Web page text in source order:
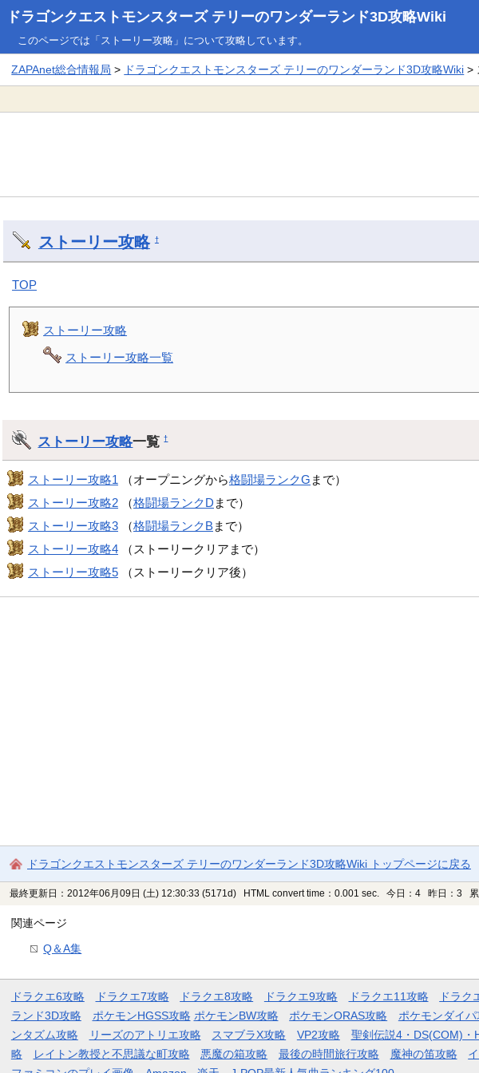
ドラゴンクエストモンスターズ テリーのワンダーランド3D攻略Wiki
このページでは「ストーリー攻略」について攻略しています。
ZAPAnet総合情報局 > ドラゴンクエストモンスターズ テリーのワンダーランド3D攻略Wiki >
ストーリー攻略 †
TOP
ストーリー攻略
ストーリー攻略一覧
ストーリー攻略一覧†
ストーリー攻略1 （オープニングから格闘場ランクG まで）
ストーリー攻略2 （格闘場ランクD まで）
ストーリー攻略3 （格闘場ランクBまで）
ストーリー攻略4 （ストーリークリアまで）
ストーリー攻略5 （ストーリークリア後）
ドラゴンクエストモンスターズ テリーのワンダーランド3D攻略Wiki トップページに戻る
最終更新日：2012年06月09日 (土) 12:30:33 (5171d) HTML convert time：0.001 sec. 今日：4 昨日：3 累
関連ページ
Q＆A集
ドラクエ6攻略 ドラクエ7攻略 ドラクエ8攻略 ドラクエ9攻略 ドラクエ11攻略 ドラク
ランド3D攻略
ポケモンHGSS攻略 ポケモンBW攻略 ポケモンORAS攻略 ポケモンダイパ
ンタズム攻略
リーズのアトリエ攻略 スマブラX攻略 VP2攻略 聖剣伝説4・DS(COM)・
略
レイトン教授と不思議な町攻略 悪魔の箱攻略 最後の時間旅行攻略 魔神の笛攻略